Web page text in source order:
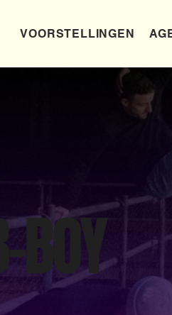
VOORSTELLINGEN
BOY